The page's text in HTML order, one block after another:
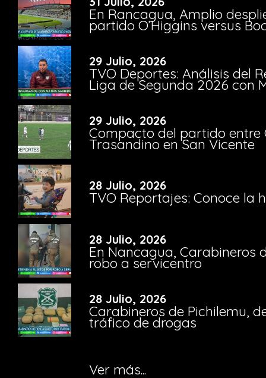
En Rancagua, Amplio
partido O’Higgins versus
29 Julio, 2026
TVO Deportes: Análisis del
Liga de Segunda 2026 con
29 Julio, 2026
Compacto del partido entre
Trasandino en San Vicente
28 Julio, 2026
TVO Reportajes: Conoce la
28 Julio, 2026
En Nancagua, Carabineros
robo a servicentro
28 Julio, 2026
Carabineros de Pichilemu,
tráfico de drogas
Ver más...